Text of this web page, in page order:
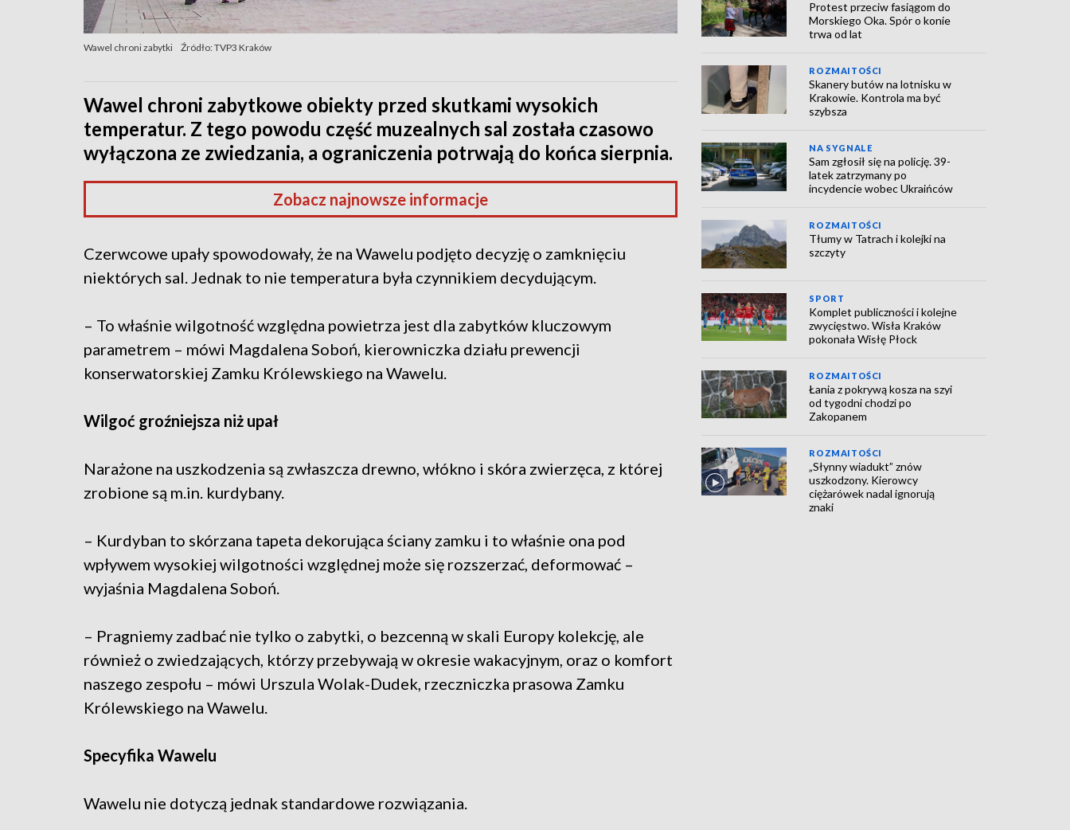
Wawel chroni zabytki Źródło: TVP3 Kraków
Wawel chroni zabytkowe obiekty przed skutkami wysokich
temperatur. Z tego powodu część muzealnych sal została czasowo
wyłączona ze zwiedzania, a ograniczenia potrwają do końca sierpnia.
Zobacz najnowsze informacje
Czerwcowe upały spowodowały, że na Wawelu podjęto decyzję o zamknięciu
niektórych sal. Jednak to nie temperatura była czynnikiem decydującym.
– To właśnie wilgotność względna powietrza jest dla zabytków kluczowym
parametrem – mówi Magdalena Soboń, kierowniczka działu prewencji
konserwatorskiej Zamku Królewskiego na Wawelu.
Wilgoć groźniejsza niż upał
Narażone na uszkodzenia są zwłaszcza drewno, włókno i skóra zwierzęca, z której
zrobione są m.in. kurdybany.
– Kurdyban to skórzana tapeta dekorująca ściany zamku i to właśnie ona pod
wpływem wysokiej wilgotności względnej może się rozszerzać, deformować –
wyjaśnia Magdalena Soboń.
– Pragniemy zadbać nie tylko o zabytki, o bezcenną w skali Europy kolekcję, ale
również o zwiedzających, którzy przebywają w okresie wakacyjnym, oraz o komfort
naszego zespołu – mówi Urszula Wolak-Dudek, rzeczniczka prasowa Zamku
Królewskiego na Wawelu.
Specyfika Wawelu
Wawelu nie dotyczą jednak standardowe rozwiązania.
Protest przeciw fasiągom do
Morskiego Oka. Spór o konie
trwa od lat
ROZMAITOŚCI
Skanery butów na lotnisku w
Krakowie. Kontrola ma być
szybsza
NA SYGNALE
Sam zgłosił się na policję. 39-
latek zatrzymany po
incydencie wobec Ukraińców
ROZMAITOŚCI
Tłumy w Tatrach i kolejki na
szczyty
SPORT
Komplet publiczności i kolejne
zwycięstwo. Wisła Kraków
pokonała Wisłę Płock
ROZMAITOŚCI
Łania z pokrywą kosza na szyi
od tygodni chodzi po
Zakopanem
ROZMAITOŚCI
„Słynny wiadukt” znów
uszkodzony. Kierowcy
ciężarówek nadal ignorują
znaki